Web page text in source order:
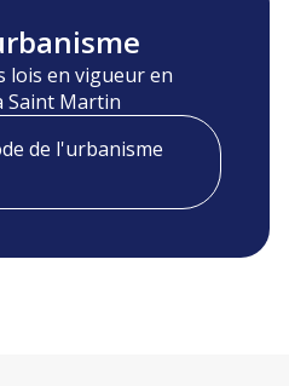
lois en vigueur en
Saint Martin
de l'urbanisme